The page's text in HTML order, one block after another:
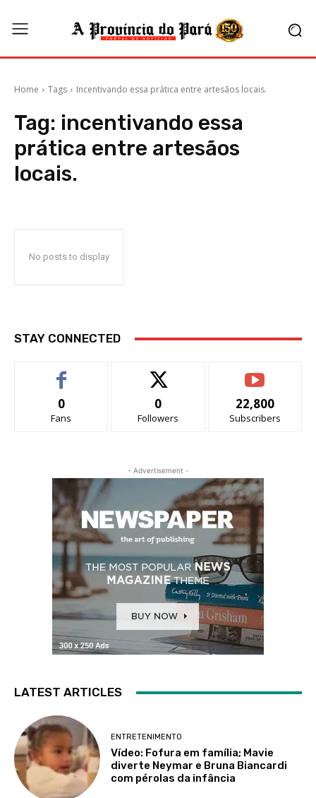
Home Tags Incentivando essa prática entre artesãos locais.
Tag: incentivando essa
prática entre artesãos
locais.
No posts to display
STAY CONNECTED
0
Fans
0
Followers
22,800
Subscribers
- Advertisement -
LATEST ARTICLES
ENTRETENIMENTO
Vídeo: Fofura em família; Mavie
diverte Neymar e Bruna Biancardi
com pérolas da infância